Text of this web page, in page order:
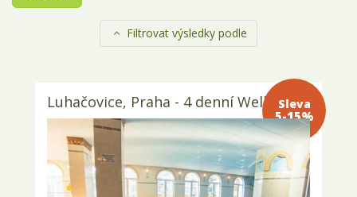
Filtrovat výsledky podle
Sleva 5-
15%
Luhačovice, Praha - 4 denní Wellness